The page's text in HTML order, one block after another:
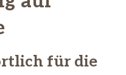
für die